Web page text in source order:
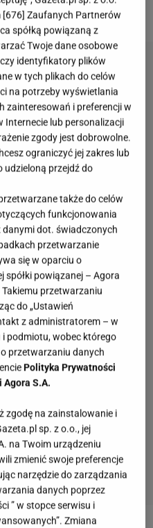
do "Playboya".
[676] Zaufanych Partnerów
spółką powiązaną z
Twoje dane osobowe
identyfikatory plików
w tych plikach do celów
na potrzeby wyświetlania
zainteresowań i preferencji w
Internecie lub personalizacji
zgody jest dobrowolne.
ograniczyć jej zakres lub
udzieloną przejdź do
także do celów
funkcjonowania
danymi dot. świadczonych
przetwarzanie
się w oparciu o
spółki powiązanej – Agora
przetwarzaniu
do „Ustawień
z administratorem – w
podmiotu, wobec którego
przetwarzaniu danych
Polityka Prywatności
Agora S.A.
zgodę na zainstalowanie i
sp. z o.o., jej
na Twoim urządzeniu
zmienić swoje preferencje
narzędzie do zarządzania
danych poprzez
” w stopce serwisu i
Zmiana